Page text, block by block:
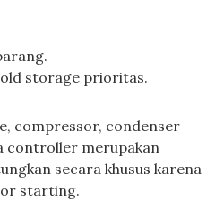
storage prioritas.
compressor, condenser
controller merupakan
secara khusus karena
starting.